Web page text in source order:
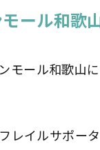
ール和歌
モール和歌山
レイルサポー